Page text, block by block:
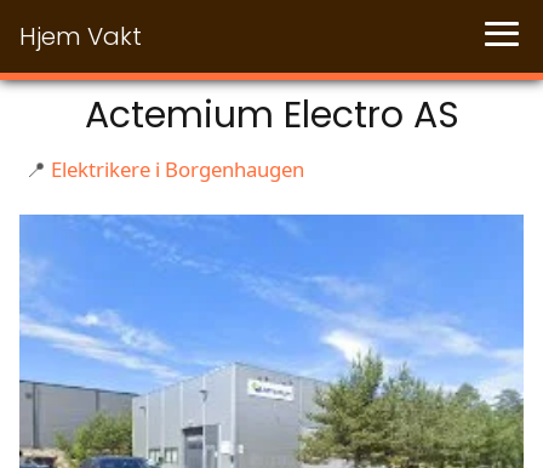
Hjem Vakt
Actemium Electro AS
📍 Elektrikere i Borgenhaugen